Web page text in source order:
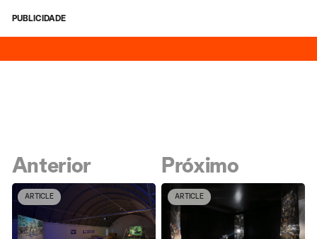
PUBLICIDADE
Anterior
ARTICLE
Próximo
ARTICLE